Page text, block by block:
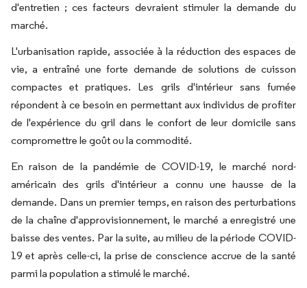
d'entretien ; ces facteurs devraient stimuler la demande du
marché.
L'urbanisation rapide, associée à la réduction des espaces de
vie, a entraîné une forte demande de solutions de cuisson
compactes et pratiques. Les grils d'intérieur sans fumée
répondent à ce besoin en permettant aux individus de profiter
de l'expérience du gril dans le confort de leur domicile sans
compromettre le goût ou la commodité.
En raison de la pandémie de COVID-19, le marché nord-
américain des grils d'intérieur a connu une hausse de la
demande. Dans un premier temps, en raison des perturbations
de la chaîne d'approvisionnement, le marché a enregistré une
baisse des ventes. Par la suite, au milieu de la période COVID-
19 et après celle-ci, la prise de conscience accrue de la santé
parmi la population a stimulé le marché.